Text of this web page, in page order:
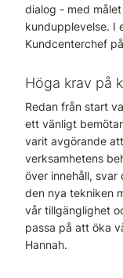
dialog - med
kundupplevelse. I
Kundcenterchef
Höga krav på
Redan från start
ett vänligt
varit avgörande
verksamhetens
över innehåll, svar
den nya tekniken
vår tillgänglighet
passa på att öka
Hannah.